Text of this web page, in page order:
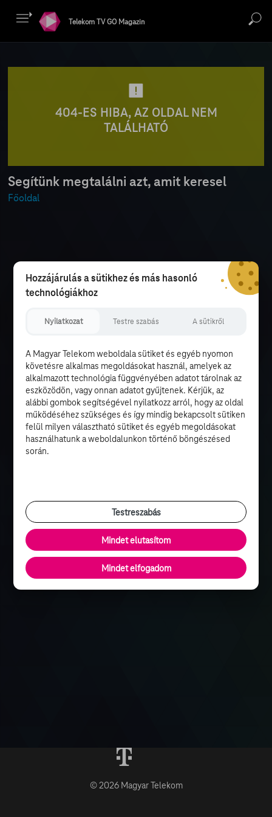
Telekom TV GO Magazin
404-ES HIBA, AZ OLDAL NEM
TALÁLHATÓ
Segítünk megtalálni azt, amit keresel
Főoldal
© 2026 Magyar Telekom
Hozzájárulás a sütikhez és más hasonló
technológiákhoz
Nyilatkozat Testre szabás A sütikről
A Magyar Telekom weboldala sütiket és egyéb nyomon
követésre alkalmas megoldásokat használ, amelyek az
alkalmazott technológia függvényében adatot tárolnak az
eszközödön, vagy onnan adatot gyűjtenek. Kérjük, az
alábbi gombok segítségével nyilatkozz arról, hogy az oldal
működéséhez szükséges és így mindig bekapcsolt sütiken
felül milyen választható sütiket és egyéb megoldásokat
használhatunk a weboldalunkon történő böngészésed
során.
Testreszabás
Mindet elutasítom
Mindet elfogadom